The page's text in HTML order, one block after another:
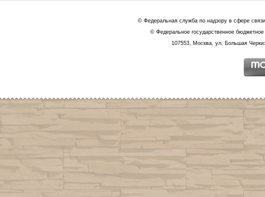
© Федеральная служба по надзору в сфере
© Федеральное государственное
107553, Москва, ул. Большая